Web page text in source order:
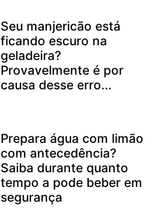
Seu manjericão está
ficando escuro na
geladeira?
Provavelmente é por
causa desse erro...
Prepara água com limão
com antecedência?
Saiba durante quanto
tempo a pode beber em
segurança